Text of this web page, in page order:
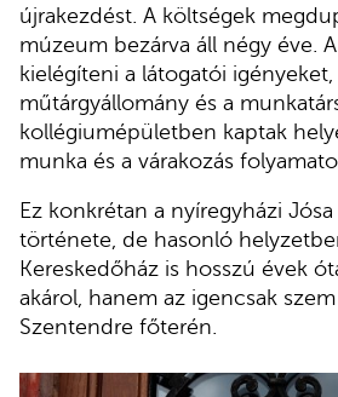
újrakezdést. A költségek
múzeum bezárva áll négy éve.
kielégíteni a látogatói igényeket,
műtárgyállomány és a
kollégiumépületben kaptak
munka és a várakozás
Ez konkrétan a nyíregyházi
története, de hasonló
Kereskedőház is hosszú évek
akárol, hanem az igencsak
Szentendre főterén.